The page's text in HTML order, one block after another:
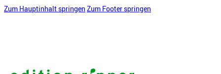
Zum Hauptinhalt springen Zum Footer springen